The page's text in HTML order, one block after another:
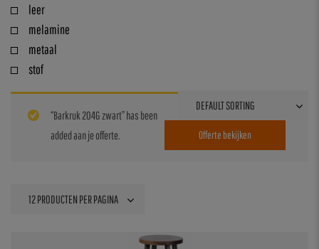
leer
melamine
metaal
stof
Offerte bekijken
“Barkruk 204G zwart” has been
added aan je offerte.